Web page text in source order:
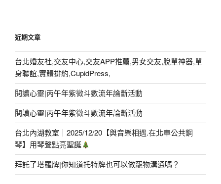
近期文章
台北婚友社,交友中心,交友APP推薦,男女交友,脫單神器,單
身聯誼,實體排約,CupidPress,
閱讀心靈|丙午年紫微斗數流年論斷活動
閱讀心靈|丙午年紫微斗數流年論斷活動
台北內湖教室｜2025/12/20【與音樂相遇.在北車公共鋼
琴】用琴聲點亮聖誕
拜託了塔羅牌|你知道托特牌也可以做寵物溝通嗎？